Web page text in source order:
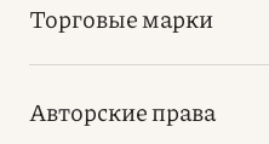
Торговые марки
Авторские права